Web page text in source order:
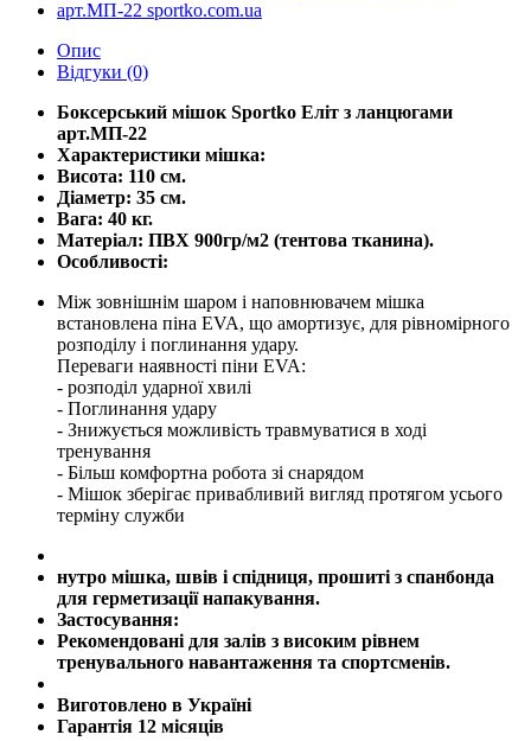
Опис
Відгуки (0)
Боксерський мішок Sportko Еліт з ланцюгами
арт.МП-22
Характеристики мішка:
Висота: 110 см.
Діаметр: 35 см.
Вага: 40 кг.
Матеріал: ПВХ 900гр/м2 (тентова тканина).
Особливості:
Між зовнішнім шаром і наповнювачем мішка
встановлена піна EVA, що амортизує, для рівномірного
розподілу і поглинання удару.
Переваги наявності піни EVA:
- розподіл ударної хвилі
- Поглинання удару
- Знижується можливість травмуватися в ході
тренування
- Більш комфортна робота зі снарядом
- Мішок зберігає привабливий вигляд протягом усього
терміну служби
нутро мішка, швів і спідниця, прошиті з спанбонда
для герметизації напакування.
Застосування:
Рекомендовані для залів з високим рівнем
тренувального навантаження та спортсменів.
Виготовлено в Україні
Гарантія 12 місяців